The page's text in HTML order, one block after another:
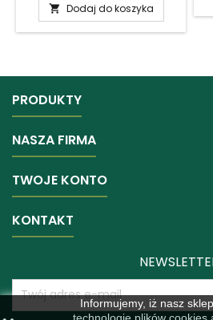
 Dodaj do koszyka
PRODUKTY
NASZA FIRMA
TWOJE KONTO
KONTAKT
Informujemy, iż nasz